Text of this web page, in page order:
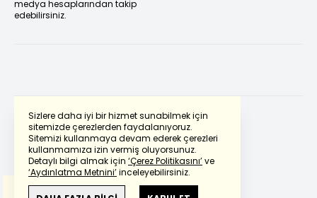
Sizlere daha iyi bir hizmet sunabilmek için
sitemizde çerezlerden faydalanıyoruz.
Sitemizi kullanmaya devam ederek çerezleri
kullanmamıza izin vermiş oluyorsunuz.
Detaylı bilgi almak için ‘Çerez Politikasını’ve
‘Aydınlatma Metnini’inceleyebilirsiniz.
medya hesaplarından takip
edebilirsiniz.
Powered by Translate
Bu çevirideGoogle Transletekullanılmıştır.